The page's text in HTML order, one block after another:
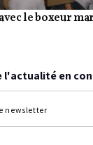
le boxeur
l'actualité en